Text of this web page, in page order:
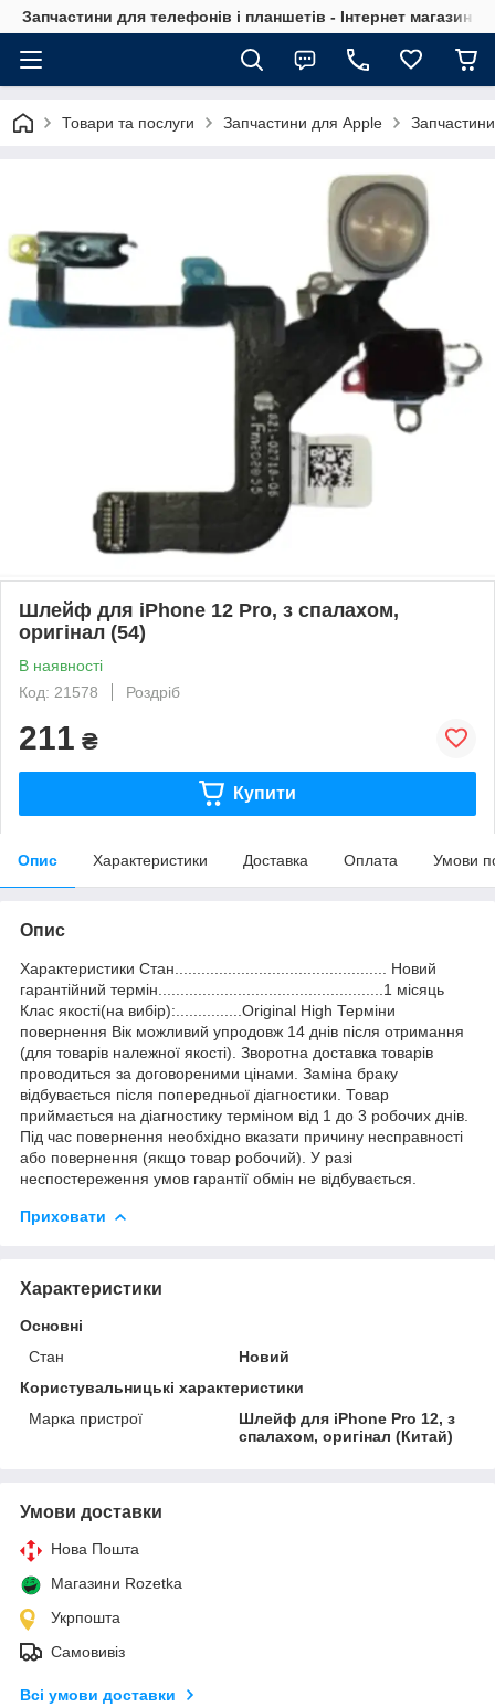
Запчастини для телефонів і планшетів - Інтернет магазин
Товари та послуги Запчастини для Apple
Шлейф для iPhone 12 Pro, з спалахом,
оригінал (54)
В наявності
Код: 21578
Роздріб
211 ₴
Купити
Опис Характеристики Доставка Оплата Умови
Опис
Характеристики Стан................................................ Новий
гарантійний термін...................................................1 місяць
Клас якості(на вибір):...............Original High Терміни
повернення Вік можливий упродовж 14 днів після отримання
(для товарів належної якості). Зворотна доставка товарів
проводиться за договореними цінами. Заміна браку
відбувається після попередньої діагностики. Товар
приймається на діагностику терміном від 1 до 3 робочих днів.
Під час повернення необхідно вказати причину несправності
або повернення (якщо товар робочий). У разі
неспостереження умов гарантії обмін не відбувається.
Приховати
Характеристики
Основні
Стан
Новий
Користувальницькі характеристики
Марка пристрої
Шлейф для iPhone Pro 12, з
спалахом, оригінал (Китай)
Умови доставки
Нова Пошта
Магазини Rozetka
Укрпошта
Самовивіз
Всі умови доставки